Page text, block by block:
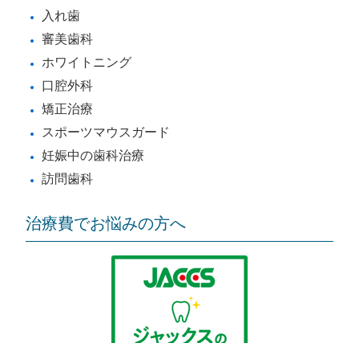
入れ歯
審美歯科
ホワイトニング
口腔外科
矯正治療
スポーツマウスガード
妊娠中の歯科治療
訪問歯科
治療費でお悩みの方へ